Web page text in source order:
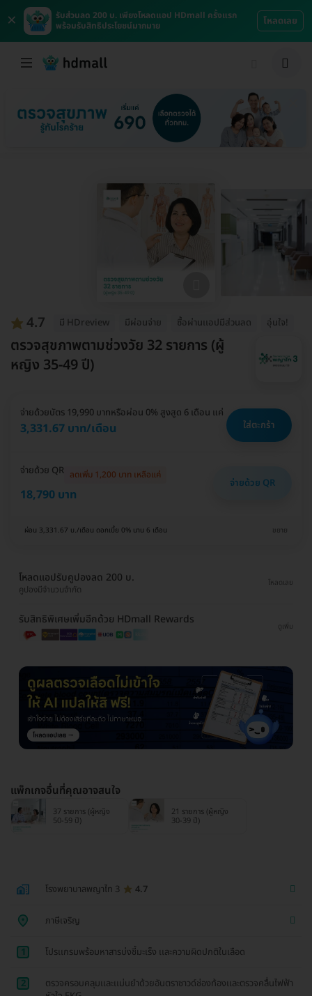
×
รับส่วนลด 200 บ. เพียงโหลดแอป HDmall ครั้งแรก
พร้อมรับสิทธิประโยชน์มากมาย
โหลดเลย
4.7 มี HDreview มีผ่อนจ่าย ซื้อผ่านเเอปมีส่วนลด อุ่นใจ!
ตรวจสุขภาพตามช่วงวัย 32 รายการ (ผู้
หญิง 35-49 ปี)
จ่ายด้วยบัตร 19,990 บาทหรือผ่อน 0% สูงสูด 6 เดือน แค่
3,331.67 บาท/เดือน ใส่ตะกร้า
จ่ายด้วย QR ลดเพิ่ม 1,200 บาท เหลือแค่
18,790 บาท
จ่ายด้วย QR
ผ่อน 3,331.67 บ./เดือน ดอกเบี้ย 0% นาน 6 เดือน ขยาย
โหลดแอปรับคูปองลด 200 บ.
คูปองมีจำนวนจำกัด
โหลดเลย
รับสิทธิพิเศษเพิ่มอีกด้วย HDmall Rewards
ดูเพิ่ม
แพ็กเกจอื่นที่คุณอาจสนใจ
37 รายการ (ผู้หญิง
50-59 ปี)
21 รายการ (ผู้หญิง
30-39 ปี)
โรงพยาบาลพญาไท 3 4.7
ภาษีเจริญ
1 โปรเเกรมพร้อมหาสารบ่งชี้มะเร็ง เเละความผิดปกติในเลือด
2
ตรวจครอบคลุมเเละเเม่นยำด้วยอันตราซาวด์ช่องท้องเเละตรวจคลื่นไฟฟ้า